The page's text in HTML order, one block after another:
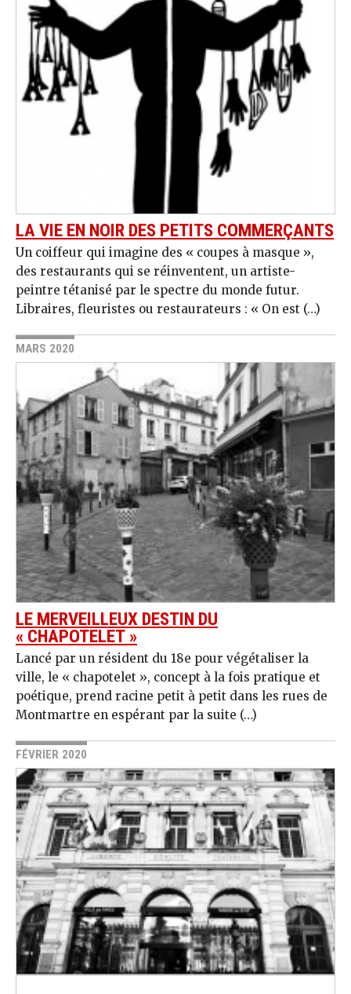
LA VIE EN NOIR DES PETITS COMMERÇANTS
Un coiffeur qui imagine des « coupes à masque »,
des restaurants qui se réinventent, un artiste-
peintre tétanisé par le spectre du monde futur.
Libraires, fleuristes ou restaurateurs : « On est (…)
MARS 2020
LE MERVEILLEUX DESTIN DU
« CHAPOTELET »
Lancé par un résident du 18e pour végétaliser la
ville, le « chapotelet », concept à la fois pratique et
poétique, prend racine petit à petit dans les rues de
Montmartre en espérant par la suite (…)
FÉVRIER 2020